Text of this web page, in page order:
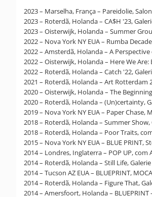
2023 – Marselha, França – Pareidolie,
2023 – Roterdã, Holanda – CA$H '23,
2023 – Oisterwijk, Holanda – Summer
2022 – Nova York NY EUA – Rumba
2022 – Amsterdã, Holanda – A
2022 – Oisterwijk, Holanda – Here We
2022 – Roterdã, Holanda – Catch '22,
2021 – Roterdã, Holanda – Art Rotterdam
2020 – Oisterwijk, Holanda – The
2020 – Roterdã, Holanda – (Un)certainty,
2019 – Nova York NY EUA – Paper Chase,
2018 – Roterdã, Holanda – Summer Show,
2018 – Roterdã, Holanda – Poor Traits,
2015 – Nova York NY EUA – BLUE
2014 – Londres, Inglaterra – POP UP,
2014 – Roterdã, Holanda – Still Life,
2014 – Tucson AZ EUA – BLUEPRINT,
2014 – Roterdã, Holanda – Figure That,
2014 – Amersfoort, Holanda – BLUEPRINT